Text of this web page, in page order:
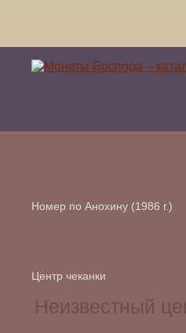
Номер по Анохину (1986 г.)
Центр чеканки